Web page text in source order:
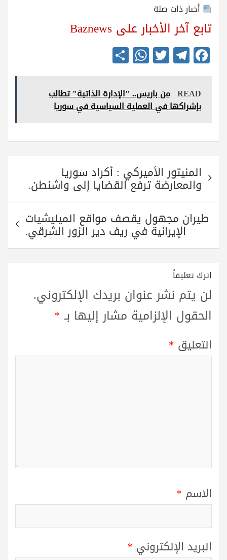
أخبار ذات صلة
تابع آخر الأخبار على Baznews
Fa
ce
bo
ok
Te
le
gr
a
m
T
wi
tte
r
W
ha
ts
A
pp
re READ من باريس.. "الإدارة الذاتية" تطالب
بإشراكها في العملية السياسية في سوريا
تصفّح
المقالات
المنيتور الأميركي : أكراد سوريا
والمعارضة ترفع القضايا إلى واشنطن.
طيران مجهول يقصف مواقع الميليشيات
الإيرانية في ريف دير الزور الشرقي.
اترك تعليقاً
لن يتم نشر عنوان بريدك الإلكتروني.
الحقول الإلزامية مشار إليها بـ*
التعليق *
الاسم *
البريد الإلكتروني *